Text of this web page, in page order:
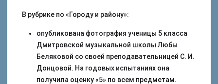
В рубрике по «Городу и району»:
опубликована фотография ученицы 5 класса
Дмитровской музыкальной школы Любы
Беляковой со своей преподавательницей С. И.
Донцовой. На годовых испытаниях она
получила оценку «5» по всем предметам.